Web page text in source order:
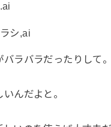
シ,ai
バラバラだったりして
んだよと。